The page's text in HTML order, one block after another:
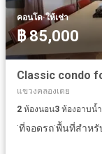
คอนโด·ให้เช่า
฿ 85,000
Classic condo
แขวงคลองเตย
2 ห้องนอน3 ห้องอาบน้ำ
·ที่จอดรถ·พื้นที่สำหรั